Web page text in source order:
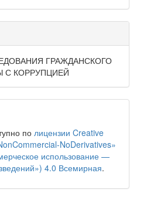
ГРАЖДАНСКОГО
С КОРРУПЦИЕЙ
по лицензии Creative
NoDerivatives»
использование —
4.0 Всемирная.